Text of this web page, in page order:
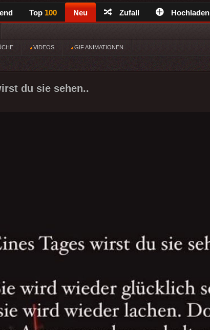
Top 100 Neu Zufall Hochladen
VIDEOS GIF ANIMATIONEN
du sie sehen..